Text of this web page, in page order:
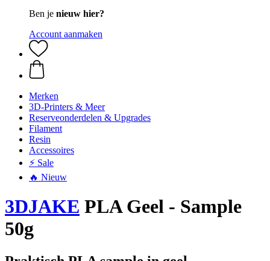
Ben je nieuw hier?
Account aanmaken
Merken
3D-Printers & Meer
Reserveonderdelen & Upgrades
Filament
Resin
Accessoires
⚡ Sale
🔥 Nieuw
3DJAKE PLA Geel - Sample
50g